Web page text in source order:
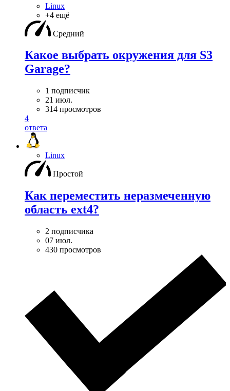
Linux
+4 ещё
Средний
Какое выбрать окружения для S3
Garage?
1 подписчик
21 июл.
314 просмотров
4
ответа
Linux
Простой
Как переместить неразмеченную
область ext4?
2 подписчика
07 июл.
430 просмотров